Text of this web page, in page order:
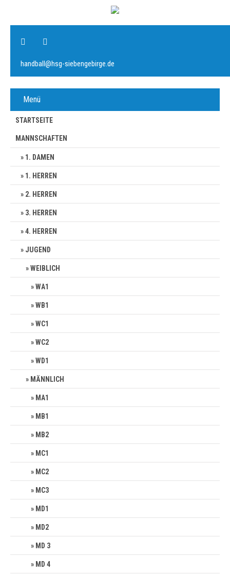
handball@hsg-siebengebirge.de
Menü
STARTSEITE
MANNSCHAFTEN
1. DAMEN
1. HERREN
2. HERREN
3. HERREN
4. HERREN
JUGEND
WEIBLICH
WA1
WB1
WC1
WC2
WD1
MÄNNLICH
MA1
MB1
MB2
MC1
MC2
MC3
MD1
MD2
MD 3
MD 4